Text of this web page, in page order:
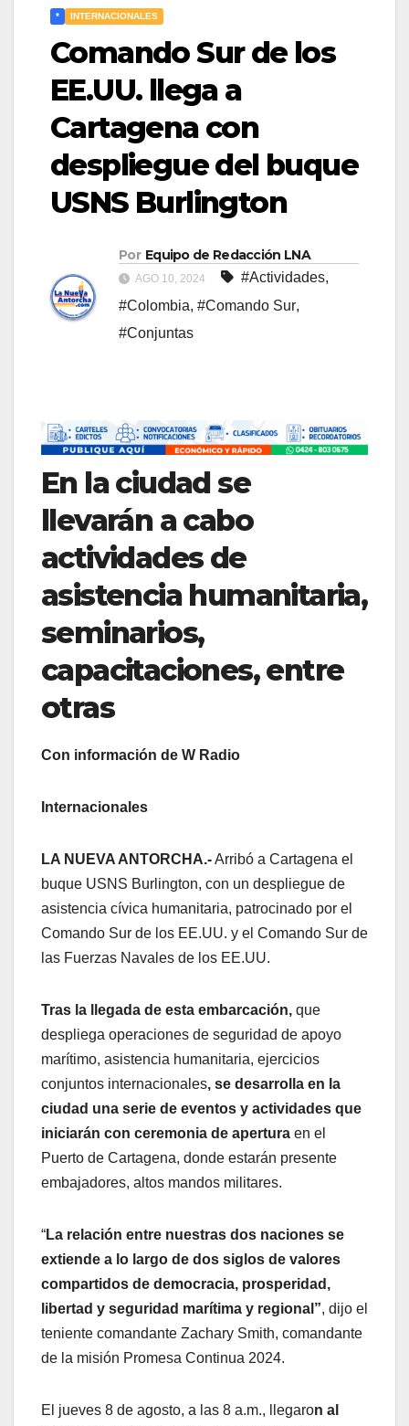
* INTERNACIONALES
Comando Sur de los
EE.UU. llega a
Cartagena con
despliegue del buque
USNS Burlington
Por Equipo de Redacción LNA
AGO 10, 2024 #Actividades,
#Colombia, #Comando Sur,
#Conjuntas
En la ciudad se
llevarán a cabo
actividades de
asistencia humanitaria,
seminarios,
capacitaciones, entre
otras
Con información de W Radio
Internacionales
LA NUEVA ANTORCHA.-Arribó a Cartagena el
buque USNS Burlington, con un despliegue de
asistencia cívica humanitaria, patrocinado por el
Comando Sur de los EE.UU. y el Comando Sur de
las Fuerzas Navales de los EE.UU.
Tras la llegada de esta embarcación, que
despliega operaciones de seguridad de apoyo
marítimo, asistencia humanitaria, ejercicios
conjuntos internacionales, se desarrolla en la
ciudad una serie de eventos y actividades que
iniciarán con ceremonia de apertura en el
Puerto de Cartagena, donde estarán presente
embajadores, altos mandos militares.
“La relación entre nuestras dos naciones se
extiende a lo largo de dos siglos de valores
compartidos de democracia, prosperidad,
libertad y seguridad marítima y regional”, dijo el
teniente comandante Zachary Smith, comandante
de la misión Promesa Continua 2024.
El jueves 8 de agosto, a las 8 a.m., llegaron al